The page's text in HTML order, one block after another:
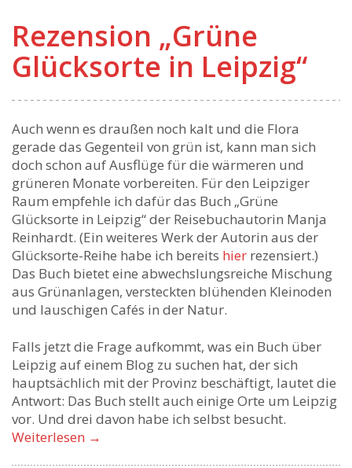
Rezension „Grüne
Glücksorte in Leipzig“
Auch wenn es draußen noch kalt und die Flora
gerade das Gegenteil von grün ist, kann man sich
doch schon auf Ausflüge für die wärmeren und
grüneren Monate vorbereiten. Für den Leipziger
Raum empfehle ich dafür das Buch „Grüne
Glücksorte in Leipzig“ der Reisebuchautorin Manja
Reinhardt. (Ein weiteres Werk der Autorin aus der
Glücksorte-Reihe habe ich bereits hier rezensiert.)
Das Buch bietet eine abwechslungsreiche Mischung
aus Grünanlagen, versteckten blühenden Kleinoden
und lauschigen Cafés in der Natur.
Falls jetzt die Frage aufkommt, was ein Buch über
Leipzig auf einem Blog zu suchen hat, der sich
hauptsächlich mit der Provinz beschäftigt, lautet die
Antwort: Das Buch stellt auch einige Orte um Leipzig
vor. Und drei davon habe ich selbst besucht.
Weiterlesen →